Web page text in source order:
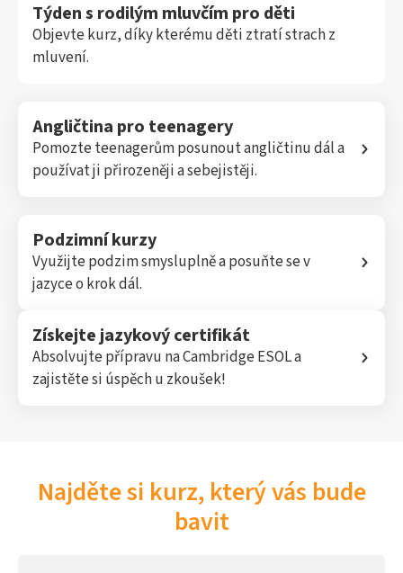
Týden s rodilým mluvčím pro děti
Objevte kurz, díky kterému děti ztratí strach z
mluvení.
Angličtina pro teenagery
Pomozte teenagerům posunout angličtinu dál a
používat ji přirozeněji a sebejistěji.
Podzimní kurzy
Využijte podzim smysluplně a posuňte se v
jazyce o krok dál.
Získejte jazykový certifikát
Absolvujte přípravu na Cambridge ESOL a
zajistěte si úspěch u zkoušek!
Najděte si kurz, který vás bude
bavit